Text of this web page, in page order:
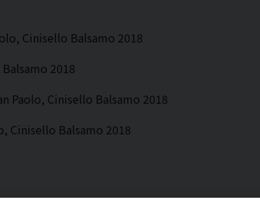
Cinisello Balsamo 2018
2018
Paolo, Cinisello Balsamo 2018
Cinisello Balsamo 2018